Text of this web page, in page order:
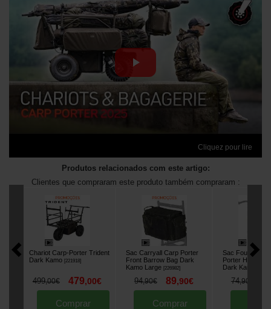
Cliquez pour lire
Produtos relacionados com este artigo:
Clientes que compraram este produto também compraram :
Chariot Carp-Porter Trident
Dark Kamo
221918]
499,00€ 479,00€
Comprar
Sac Carryall Carp Porter
Front Barrow Bag Dark
Kamo Large
226982]
94,90€ 89,90€
Comprar
Sac Fourre-
Porter Handle
Dark Kamo
74,90